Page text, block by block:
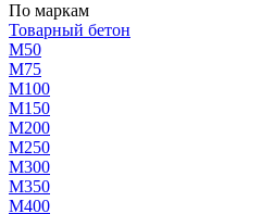
По маркам
Товарный бетон
М50
М75
М100
М150
М200
М250
М300
М350
М400